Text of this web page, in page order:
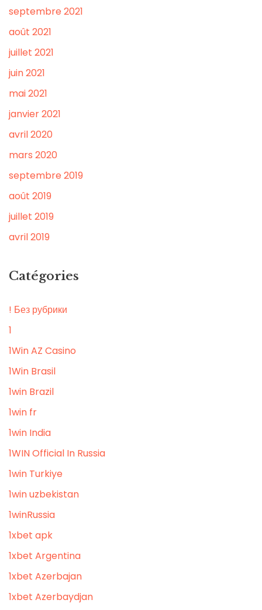
septembre 2021
août 2021
juillet 2021
juin 2021
mai 2021
janvier 2021
avril 2020
mars 2020
septembre 2019
août 2019
juillet 2019
avril 2019
Catégories
! Без рубрики
1
1Win AZ Casino
1Win Brasil
1win Brazil
1win fr
1win India
1WIN Official In Russia
1win Turkiye
1win uzbekistan
1winRussia
1xbet apk
1xbet Argentina
1xbet Azerbajan
1xbet Azerbaydjan